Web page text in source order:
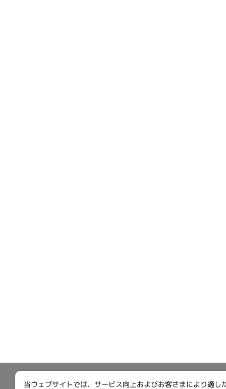
当ウェブサイトでは、サービス向上およびお客さまにより適